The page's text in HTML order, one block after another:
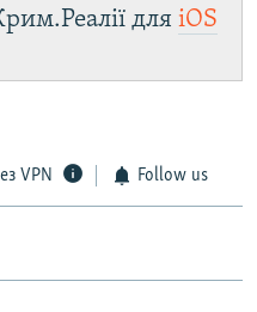
для iOS
VPN Follow us